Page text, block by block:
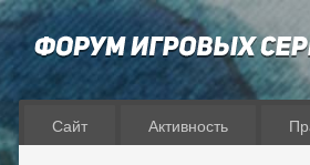
Сайт Активность